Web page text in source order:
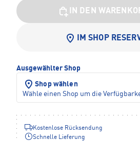
IN DEN
IM SHOP
Ausgewählter Shop
Shop wählen
Wähle einen Shop um die
Kostenlose Rücksendung
Schnelle Lieferung